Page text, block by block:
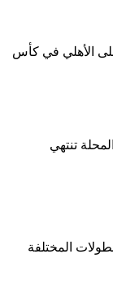
الأهلي في كأس
تنتهي
المختلفة